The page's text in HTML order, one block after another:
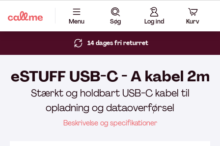
Menu Søg Log ind Kurv
14 dages fri returret
eSTUFF USB-C - A kabel 2m
Stærkt og holdbart USB-C kabel til
opladning og dataoverførsel
Beskrivelse og specifikationer